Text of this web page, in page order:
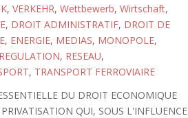
, VERKEHR, Wettbewerb, Wirtschaft,
, DROIT ADMINISTRATIF, DROIT DE
, ENERGIE, MEDIAS, MONOPOLE,
REGULATION, RESEAU,
, TRANSPORT FERROVIAIRE
DU DROIT ECONOMIQUE
QUI, SOUS L'INFLUENCE